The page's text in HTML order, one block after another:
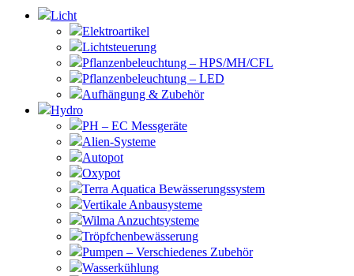
Licht
Elektroartikel
Lichtsteuerung
Pflanzenbeleuchtung – HPS/MH/CFL
Pflanzenbeleuchtung – LED
Aufhängung & Zubehör
Hydro
PH – EC Messgeräte
Alien-Systeme
Autopot
Oxypot
Terra Aquatica Bewässerungssystem
Vertikale Anbausysteme
Wilma Anzuchtsysteme
Tröpfchenbewässerung
Pumpen – Verschiedenes Zubehör
Wasserkühlung